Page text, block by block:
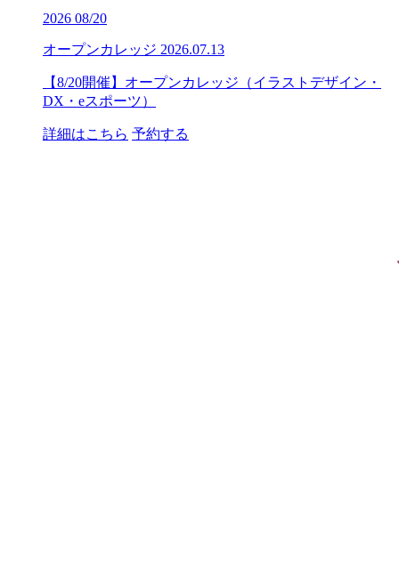
2026 08/20
オープンカレッジ 2026.07.13
【8/20開催】オープンカレッジ（イラストデザイン・
DX・eスポーツ）
詳細はこちら 予約する